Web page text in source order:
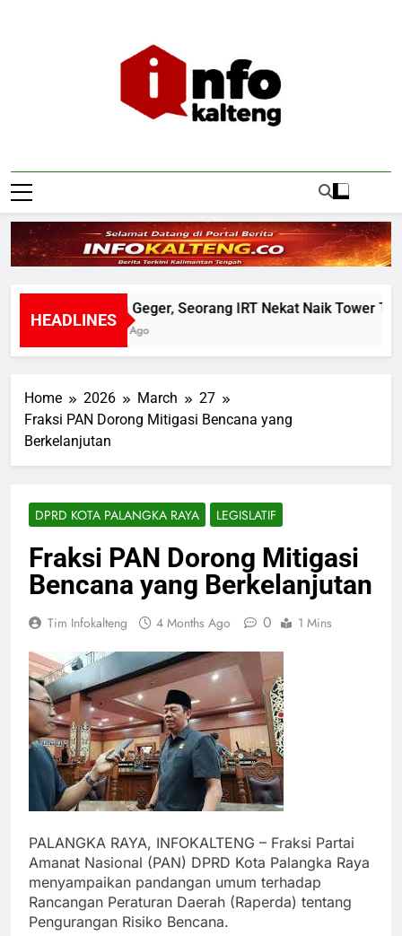
Infokalteng
HEADLINES
Warga Geger, Seorang IRT Nekat Naik Tower TVRI
4 Hours Ago
Home 2026 March
27
Fraksi PAN Dorong Mitigasi Bencana yang
Berkelanjutan
DPRD KOTA PALANGKA RAYA LEGISLATIF
Fraksi PAN Dorong Mitigasi
Bencana yang Berkelanjutan
Tim Infokalteng 4 Months Ago 0 1 Mins
PALANGKA RAYA, INFOKALTENG – Fraksi Partai
Amanat Nasional (PAN) DPRD Kota Palangka Raya
menyampaikan pandangan umum terhadap
Rancangan Peraturan Daerah (Raperda) tentang
Pengurangan Risiko Bencana.